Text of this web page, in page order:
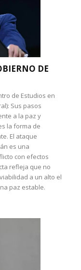
DE
de Estudios en
Sus pasos
a la paz y
la forma de
El ataque
es una
con efectos
refleja que no
a un alto el
paz estable.